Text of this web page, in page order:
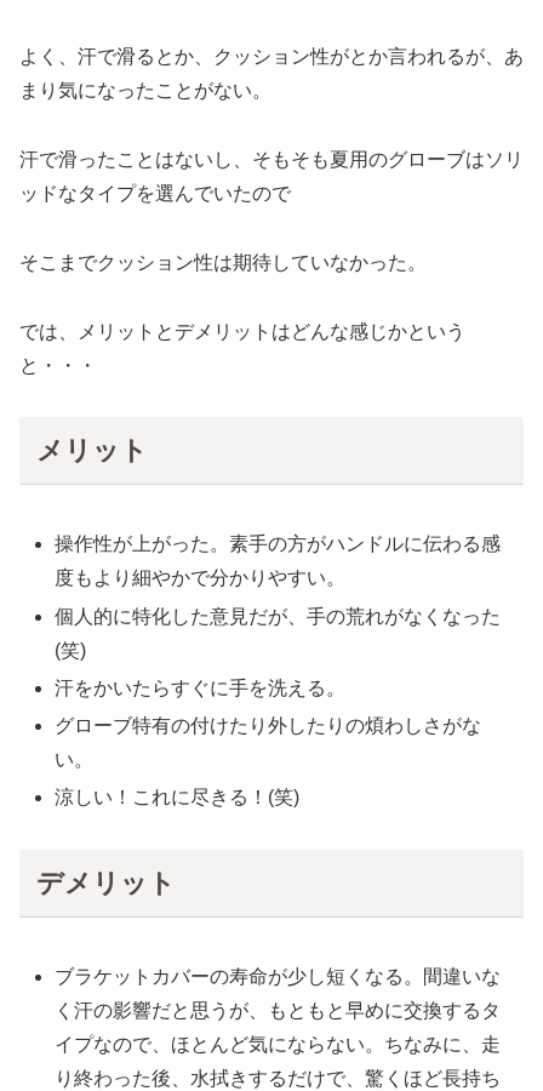
よく、汗で滑るとか、クッション性がとか言われるが、あ
まり気になったことがない。
汗で滑ったことはないし、そもそも夏用のグローブはソリ
ッドなタイプを選んでいたので
そこまでクッション性は期待していなかった。
では、メリットとデメリットはどんな感じかという
と・・・
メリット
操作性が上がった。素手の方がハンドルに伝わる感
度もより細やかで分かりやすい。
個人的に特化した意見だが、手の荒れがなくなった
(笑)
汗をかいたらすぐに手を洗える。
グローブ特有の付けたり外したりの煩わしさがな
い。
涼しい！これに尽きる！(笑)
デメリット
ブラケットカバーの寿命が少し短くなる。間違いな
く汗の影響だと思うが、もともと早めに交換するタ
イプなので、ほとんど気にならない。ちなみに、走
り終わった後、水拭きするだけで、驚くほど長持ち